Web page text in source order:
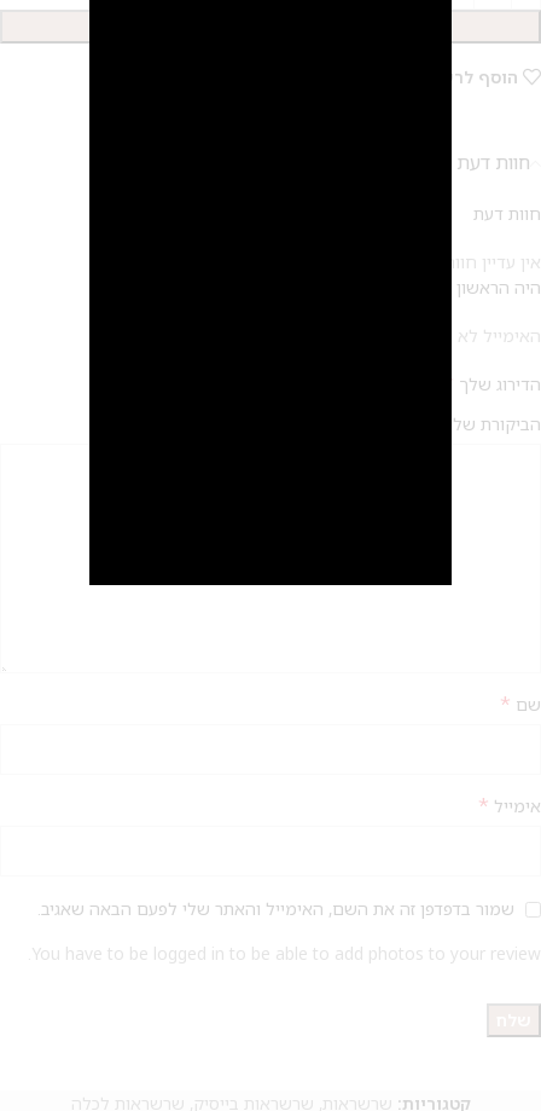
הוסף לרשימת המשאלות
חוות דעת (0)
חוות דעת
אין עדיין חוות דעת.
היה הראשון לכתוב סקירה “שרשרת קייסי”
האימייל לא יוצג באתר.
הדירוג שלך *
הביקורת שלך
שם *
אימייל *
שמור בדפדפן זה את השם, האימייל והאתר שלי לפעם הבאה שאגיב.
You have to be logged in to be able to add photos to your review.
קטגוריות: שרשראות, שרשראות בייסיק, שרשראות לכלה
2